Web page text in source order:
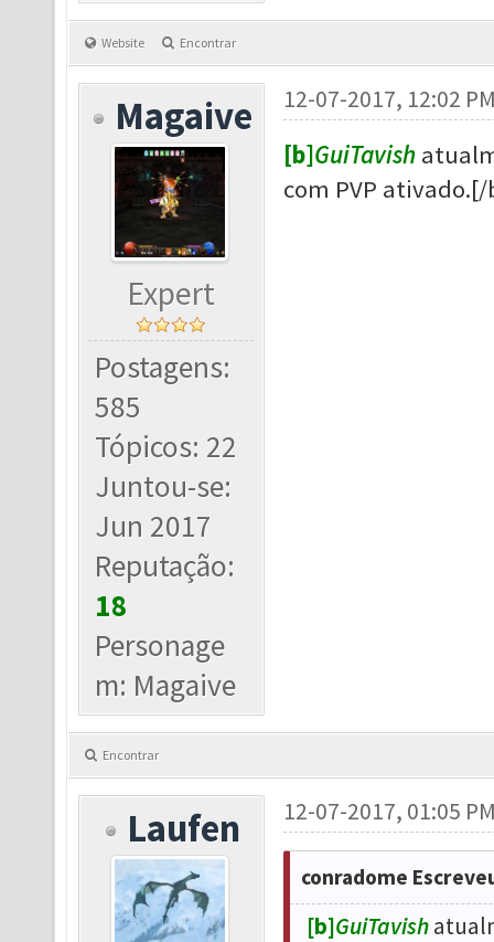
Website Encontrar
Magaive
Expert
Postagens:
585
Tópicos: 22
Juntou-se:
Jun 2017
Reputação:
18
Personage
m: Magaive
12-07-2017, 12:02
[b]GuiTavish
com PVP
Encontrar
Laufen 12-07-2017, 01:05
conradome
[b]GuiTavish